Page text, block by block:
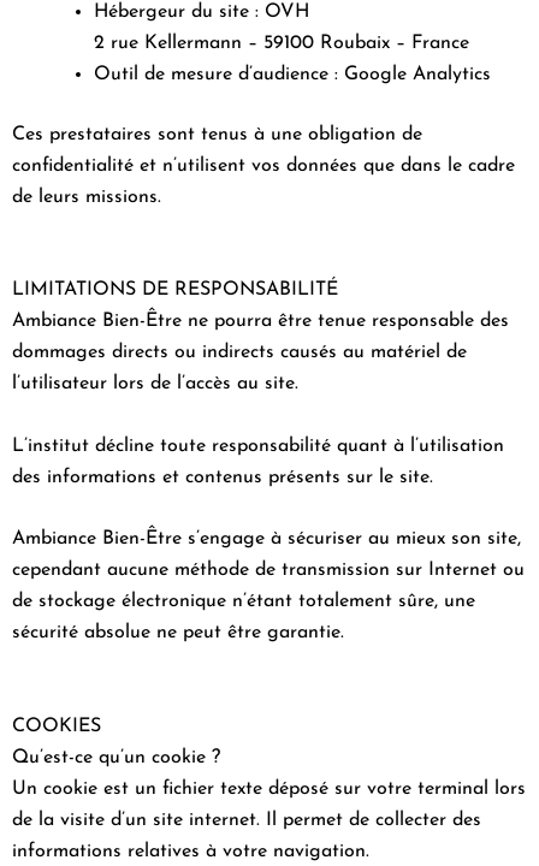
Hébergeur du site : OVH
2 rue Kellermann – 59100 Roubaix – France
Outil de mesure d’audience : Google Analytics
Ces prestataires sont tenus à une obligation de
confidentialité et n’utilisent vos données que dans le cadre
de leurs missions.
LIMITATIONS DE RESPONSABILITÉ
Ambiance Bien-Être ne pourra être tenue responsable des
dommages directs ou indirects causés au matériel de
l’utilisateur lors de l’accès au site.
L’institut décline toute responsabilité quant à l’utilisation
des informations et contenus présents sur le site.
Ambiance Bien-Être s’engage à sécuriser au mieux son site,
cependant aucune méthode de transmission sur Internet ou
de stockage électronique n’étant totalement sûre, une
sécurité absolue ne peut être garantie.
COOKIES
Qu’est-ce qu’un cookie ?
Un cookie est un fichier texte déposé sur votre terminal lors
de la visite d’un site internet. Il permet de collecter des
informations relatives à votre navigation.